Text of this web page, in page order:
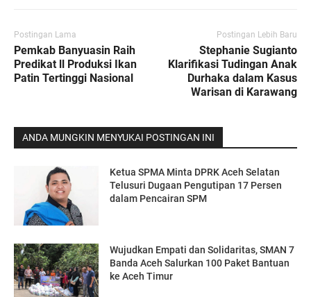
Postingan Lama
Pemkab Banyuasin Raih
Predikat ll Produksi Ikan
Patin Tertinggi Nasional
Postingan Lebih Baru
Stephanie Sugianto
Klarifikasi Tudingan Anak
Durhaka dalam Kasus
Warisan di Karawang
ANDA MUNGKIN MENYUKAI POSTINGAN INI
Ketua SPMA Minta DPRK Aceh Selatan
Telusuri Dugaan Pengutipan 17 Persen
dalam Pencairan SPM
Wujudkan Empati dan Solidaritas, SMAN 7
Banda Aceh Salurkan 100 Paket Bantuan
ke Aceh Timur